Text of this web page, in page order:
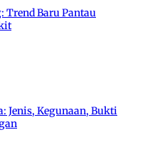
Trend Baru Pantau
Jenis, Kegunaan, Bukti